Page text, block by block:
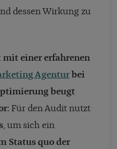
dessen Wirkung zu
einer erfahrenen
Agentur bei
beugt
: Für den Audit nutzt
, um sich ein
Status quo der